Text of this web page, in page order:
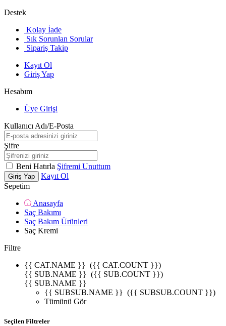
Destek
Kolay İade
Sık Sorunlan Sorular
Sipariş Takip
Kayıt Ol
Giriş Yap
Hesabım
Üye Girişi
Kullanıcı Adı/E-Posta
Şifre
Beni Hatırla Şifremi Unuttum
Giriş Yap
Kayıt Ol
Sepetim
Anasayfa
Saç Bakımı
Saç Bakım Ürünleri
Saç Kremi
Filtre
{{ CAT.NAME }} ({{ CAT.COUNT }})
{{ SUB.NAME }} ({{ SUB.COUNT }})
{{ SUB.NAME }}
{{ SUBSUB.NAME }} ({{ SUBSUB.COUNT }})
Tümünü Gör
Seçilen Filtreler